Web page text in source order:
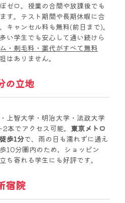
ゼロ。授業の合間や放課後でも
す。テスト期間や長期休暇に合
キャンセル料も無料(前日まで)。
い学生でも安心して通い続けら
・剃毛料・薬代がすべて無料
はありません。
の立地
上智大学・明治大学・法政大学
本でアクセス可能。 東京メトロ
歩1分で、雨の日も濡れずに通え
10分圏内のため、ショッピン
ち寄れる学生にも好評です。
宿院